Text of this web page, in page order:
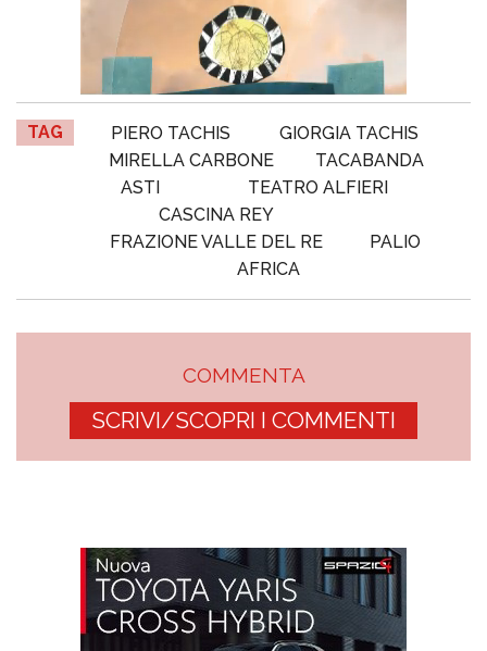
TAG PIERO TACHIS
GIORGIA TACHIS
MIRELLA CARBONE
TACABANDA
ASTI
TEATRO ALFIERI
CASCINA REY
FRAZIONE VALLE DEL RE
PALIO
AFRICA
COMMENTA
SCRIVI/SCOPRI I COMMENTI